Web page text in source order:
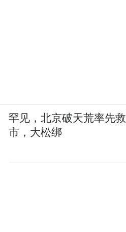
罕见，北京破天荒率先救
市，大松绑